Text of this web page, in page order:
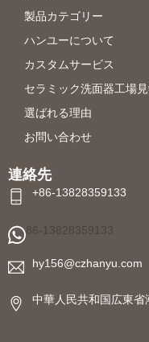
製品カテゴリー
ハンユーについて
カスタムサービス
セラミック洗面器工場
選ばれる理由
お問い合わせ
連絡先
+86-13828359133
86-13828359133
hy156@czhanyu.com
中華人民共和国広東